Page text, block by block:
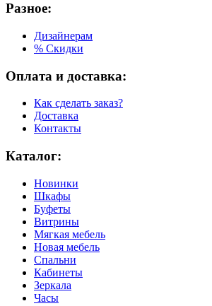
Разное:
Дизайнерам
% Скидки
Оплата и доставка:
Как сделать заказ?
Доставка
Контакты
Каталог:
Новинки
Шкафы
Буфеты
Витрины
Мягкая мебель
Новая мебель
Спальни
Кабинеты
Зеркала
Часы